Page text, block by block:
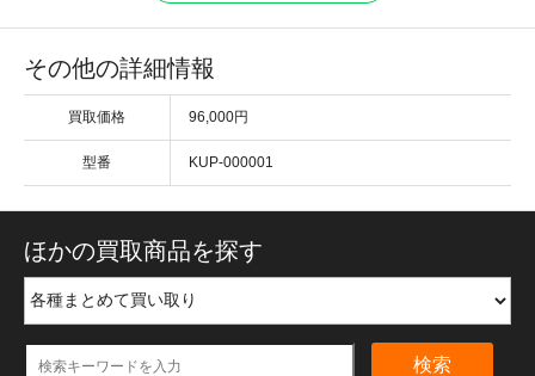
その他の詳細情報
買取価格 96,000円
型番 KUP-000001
ほかの買取商品を探す
検索